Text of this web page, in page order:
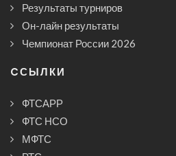
Результаты турниров
Он-лайн результаты
Чемпионат России 2026
CСЫЛКИ
ФТСАРР
ФТС НСО
МФТС